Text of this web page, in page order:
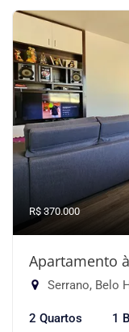
R$ 370.000
Apartamento
Serrano, Belo
2 Quartos 1